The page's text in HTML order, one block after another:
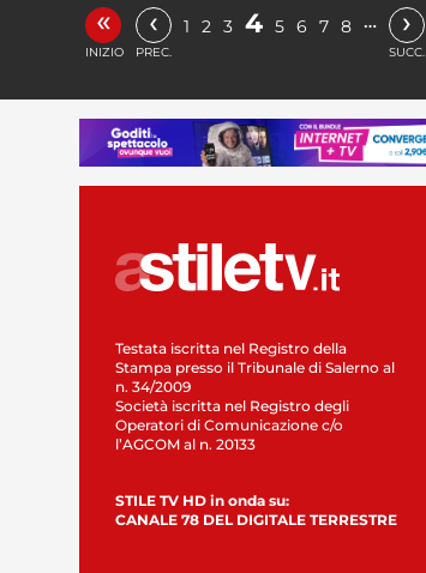
«
INIZIO
‹
PREC.
1 2 3 4 5 6 7 8 … ›
SUCC.
Testata iscritta nel Registro della
Stampa presso il Tribunale di Salerno al
n. 34/2009
Società iscritta nel Registro degli
Operatori di Comunicazione c/o
l’AGCOM al n. 20133
STILE TV HD in onda su:
CANALE 78 DEL DIGITALE TERRESTRE